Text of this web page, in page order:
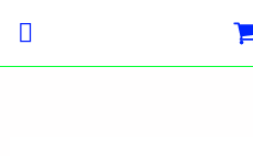
contenuto
fiscale:
Carrello: